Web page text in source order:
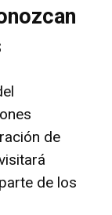
de
de los